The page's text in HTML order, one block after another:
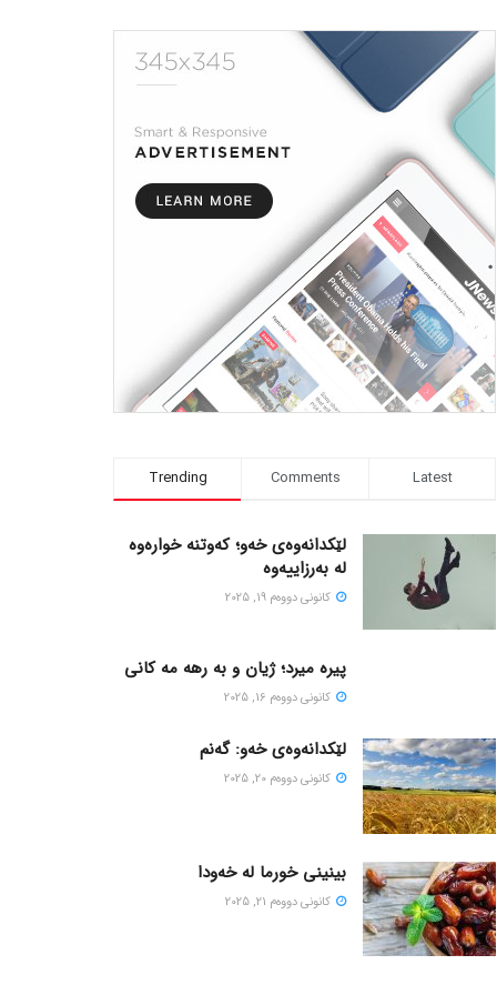
Trending Comments Latest
لێکدانەوەی خەو؛ کەوتنە خوارەوە
لە بەرزاییەوە
كانونی دووه‌م 19, 2025
پیره میرد؛ ژیان و به رهه مه کانی
كانونی دووه‌م 16, 2025
لێکدانەوەی خەو: گەنم
كانونی دووه‌م 20, 2025
بینینی خورما لە خەودا
كانونی دووه‌م 21, 2025